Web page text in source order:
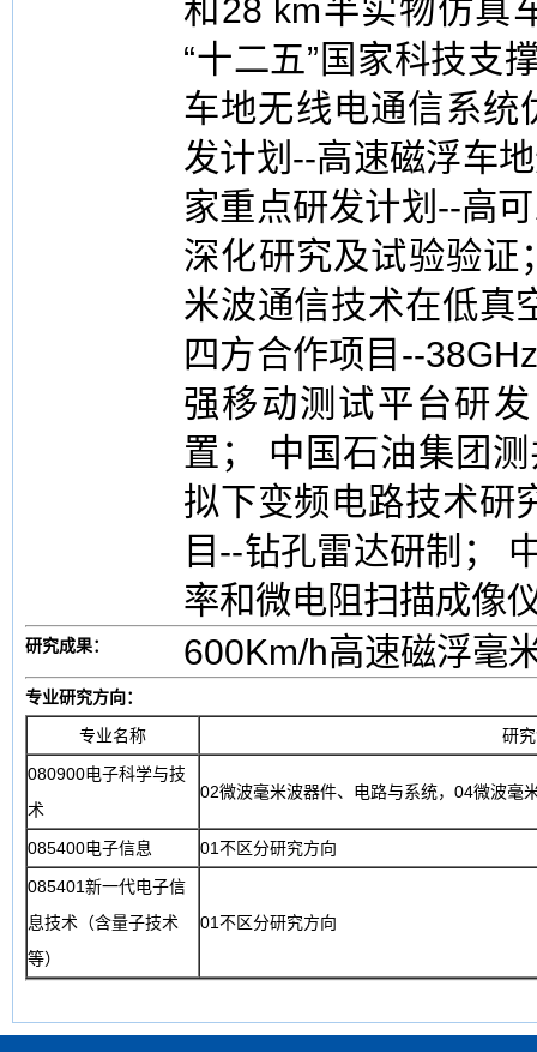
和28 km半实物仿真
“十二五”国家科技支
车地无线电通信系统
发计划--高速磁浮车
家重点研发计划--高
深化研究及试验验证
米波通信技术在低真
四方合作项目--
强移动测试平台研
置； 中国石油集团
拟下变频电路技术研
目--钻孔雷达研制；
率和微电阻扫描成像
研究成果： 600Km/h高速磁浮毫
专业研究方向：
专业名称
研
080900电子科学与技
术
02微波毫米波器件、电路与系统，04微波毫
085400电子信息
01不区分研究方向
085401新一代电子信
息技术（含量子技术
等）
01不区分研究方向